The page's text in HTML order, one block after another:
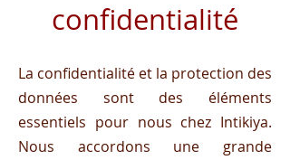
confidentialité
La confidentialité et la protection des
données sont des éléments
essentiels pour nous chez Intikiya.
Nous accordons une grande